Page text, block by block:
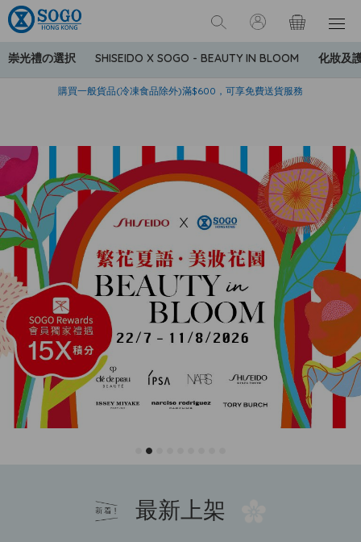
崇光禮の選択 SHISEIDO X SOGO - BEAUTY IN BLOOM 化妝及
美國運通Explorer®信用卡會員購物禮遇：高達5%簽賬回贈！
購買一般貨品(冷凍食品除外)滿$600，可享免費送貨服務
寄送中國內地服務只適用於指定商品，若訂單金額少於HK$600(折
最新上架